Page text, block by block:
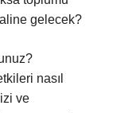
gelecek?
nasıl
ve